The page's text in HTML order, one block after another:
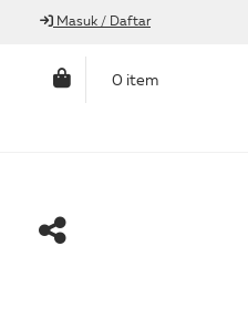
Masuk / Daftar
0 item